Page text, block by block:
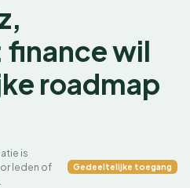
wil
roadmap
is
leden of
Gedeeltelijke toegang